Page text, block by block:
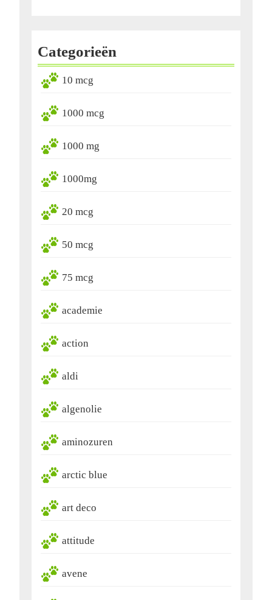
Categorieën
10 mcg
1000 mcg
1000 mg
1000mg
20 mcg
50 mcg
75 mcg
academie
action
aldi
algenolie
aminozuren
arctic blue
art deco
attitude
avene